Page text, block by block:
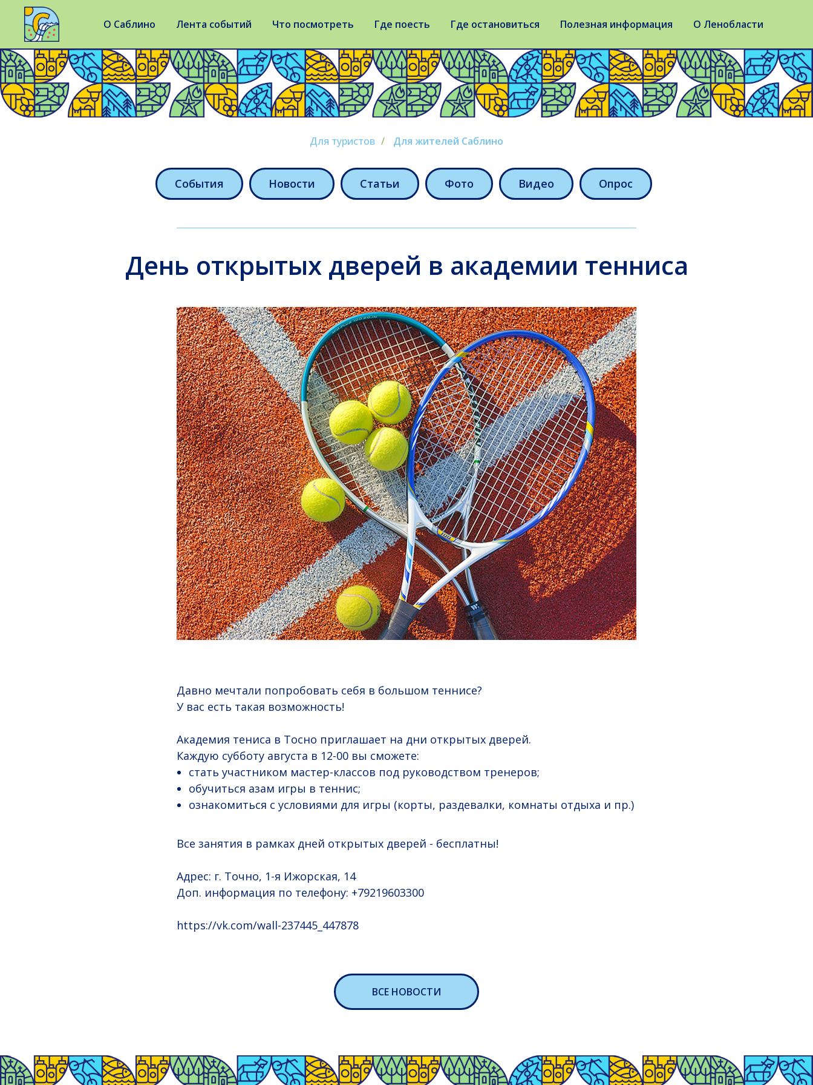
О Саблино Лента событий Что посмотреть Где поесть Где остановиться Полезная информация О Ленобласти
Для туристов / Для жителей Саблино
События Новости Статьи Фото Видео Опрос
День открытых дверей в академии тенниса
Давно мечтали попробовать себя в большом теннисе?
У вас есть такая возможность!
Академия тениса в Тосно приглашает на дни открытых дверей.
Каждую субботу августа в 12-00 вы сможете:
стать участником мастер-классов под руководством тренеров;
обучиться азам игры в теннис;
ознакомиться с условиями для игры (корты, раздевалки, комнаты отдыха и пр.)
Все занятия в рамках дней открытых дверей - бесплатны!
Адрес: г. Точно, 1-я Ижорская, 14
Доп. информация по телефону: +79219603300
https://vk.com/wall-237445_447878
ВСЕ НОВОСТИ